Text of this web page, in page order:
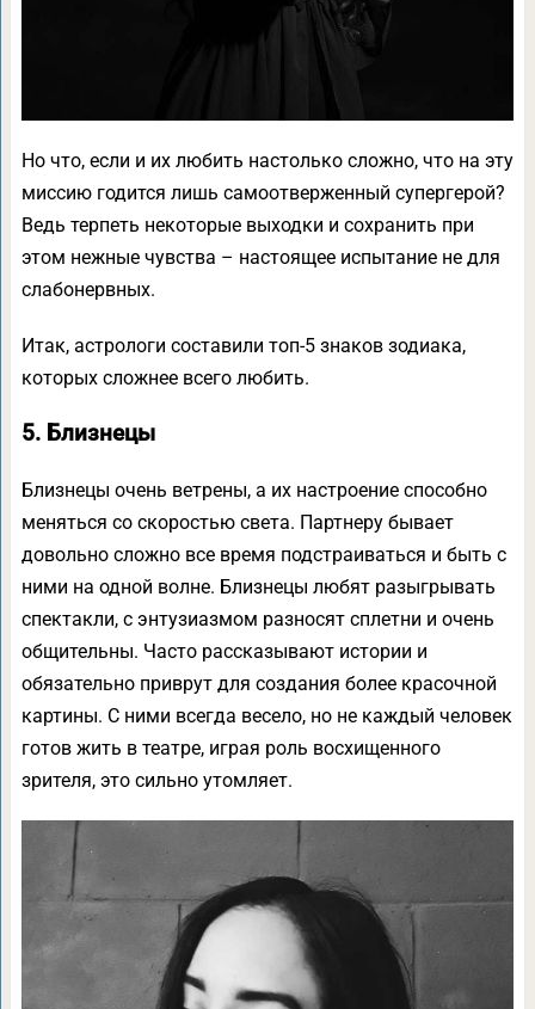
Но что, если и их любить настолько сложно, что на эту
миссию годится лишь самоотверженный супергерой?
Ведь терпеть некоторые выходки и сохранить при
этом нежные чувства – настоящее испытание не для
слабонервных.
Итак, астрологи составили топ-5 знаков зодиака,
которых сложнее всего любить.
5. Близнецы
Близнецы очень ветрены, а их настроение способно
меняться со скоростью света. Партнеру бывает
довольно сложно все время подстраиваться и быть с
ними на одной волне. Близнецы любят разыгрывать
спектакли, с энтузиазмом разносят сплетни и очень
общительны. Часто рассказывают истории и
обязательно приврут для создания более красочной
картины. С ними всегда весело, но не каждый человек
готов жить в театре, играя роль восхищенного
зрителя, это сильно утомляет.